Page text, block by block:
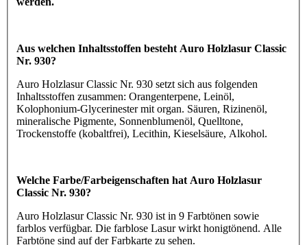
Aus welchen Inhaltsstoffen besteht Auro Holzlasur Classic
Nr. 930?
Auro Holzlasur Classic Nr. 930 setzt sich aus folgenden
Inhaltsstoffen zusammen: Orangenterpene, Leinöl,
Kolophonium-Glycerinester mit organ. Säuren, Rizinenöl,
mineralische Pigmente, Sonnenblumenöl, Quelltone,
Trockenstoffe (kobaltfrei), Lecithin, Kieselsäure, Alkohol.
Welche Farbe/Farbeigenschaften hat Auro Holzlasur
Classic Nr. 930?
Auro Holzlasur Classic Nr. 930 ist in 9 Farbtönen sowie
farblos verfügbar. Die farblose Lasur wirkt honigtönend. Alle
Farbtöne sind auf der Farbkarte zu sehen.